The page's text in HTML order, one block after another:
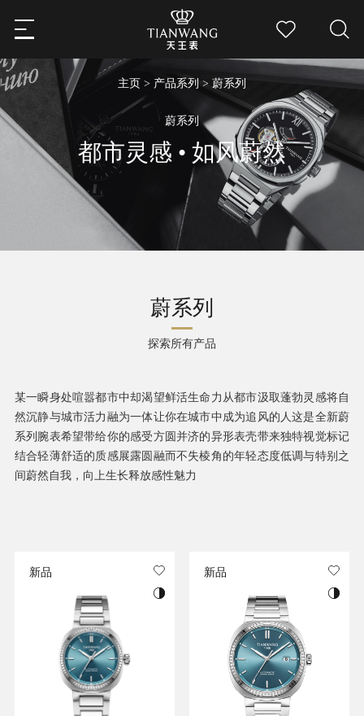
主页 > 产品系列 > 蔚系列
蔚系列
都市灵感 • 如风蔚然
蔚系列
探索所有产品
某一瞬身处喧嚣都市中却渴望鲜活生命力从都市汲取蓬勃灵感将自
然沉静与城市活力融为一体让你在城市中成为追风的人这是全新蔚
系列腕表希望带给你的感受方圆并济的异形表壳带来独特视觉标记
结合轻薄舒适的质感展露圆融而不失棱角的年轻态度低调与特别之
间蔚然自我，向上生长释放感性魅力
新品 新品